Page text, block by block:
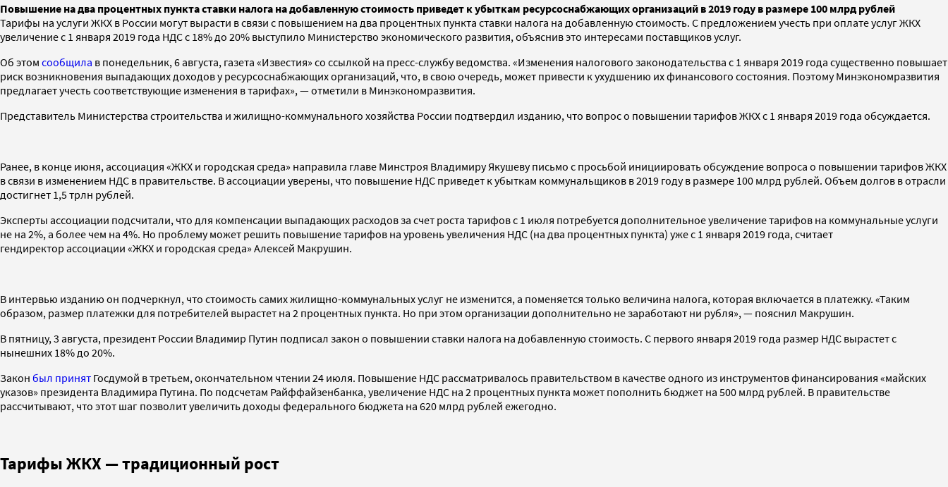
Повышение на два процентных пункта ставки налога на добавленную стоимость приведет к убыткам ресурсоснабжающих организаций в 2019 году в размере 100 млрд рублей
Тарифы на услуги ЖКХ в России могут вырасти в связи с повышением на два процентных пункта ставки налога на добавленную стоимость. С предложением учесть при оплате услуг ЖКХ
увеличение с 1 января 2019 года НДС с 18% до 20% выступило Министерство экономического развития, объяснив это интересами поставщиков услуг.
Об этом сообщила в понедельник, 6 августа, газета «Известия» со ссылкой на пресс-службу ведомства. «Изменения налогового законодательства с 1 января 2019 года существенно повышает
риск возникновения выпадающих доходов у ресурсоснабжающих организаций, что, в свою очередь, может привести к ухудшению их финансового состояния. Поэтому Минэкономразвития
предлагает учесть соответствующие изменения в тарифах», — отметили в Минэкономразвития.
Представитель Министерства строительства и жилищно-коммунального хозяйства России подтвердил изданию, что вопрос о повышении тарифов ЖКХ с 1 января 2019 года обсуждается.
Ранее, в конце июня, ассоциация «ЖКХ и городская среда» направила главе Минстроя Владимиру Якушеву письмо с просьбой инициировать обсуждение вопроса о повышении тарифов ЖКХ
в связи в изменением НДС в правительстве. В ассоциации уверены, что повышение НДС приведет к убыткам коммунальщиков в 2019 году в размере 100 млрд рублей. Объем долгов в отрасли
достигнет 1,5 трлн рублей.
Эксперты ассоциации подсчитали, что для компенсации выпадающих расходов за счет роста тарифов с 1 июля потребуется дополнительное увеличение тарифов на коммунальные услуги
не на 2%, а более чем на 4%. Но проблему может решить повышение тарифов на уровень увеличения НДС (на два процентных пункта) уже с 1 января 2019 года, считает
гендиректор ассоциации «ЖКХ и городская среда» Алексей Макрушин.
В интервью изданию он подчеркнул, что стоимость самих жилищно-коммунальных услуг не изменится, а поменяется только величина налога, которая включается в платежку. «Таким
образом, размер платежки для потребителей вырастет на 2 процентных пункта. Но при этом организации дополнительно не заработают ни рубля», — пояснил Макрушин.
В пятницу, 3 августа, президент России Владимир Путин подписал закон о повышении ставки налога на добавленную стоимость. С первого января 2019 года размер НДС вырастет с
нынешних 18% до 20%.
Закон был принят Госдумой в третьем, окончательном чтении 24 июля. Повышение НДС рассматривалось правительством в качестве одного из инструментов финансирования «майских
указов» президента Владимира Путина. По подсчетам Райффайзенбанка, увеличение НДС на 2 процентных пункта может пополнить бюджет на 500 млрд рублей. В правительстве
рассчитывают, что этот шаг позволит увеличить доходы федерального бюджета на 620 млрд рублей ежегодно.
Тарифы ЖКХ — традиционный рост